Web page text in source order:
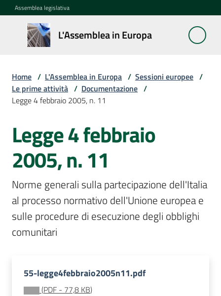
Vai al contenuto
Vai alla navigazione
Vai al footer
Assemblea legislativa
L'Assemblea in Europa
L'Assemblea
in Europa
Cos'è
la
Rete
regionale
Le
Sessioni
europee
Home / L'Assemblea in Europa / Sessioni europee /
Le prime attività / Documentazione /
Legge 4 febbraio 2005, n. 11
Legge 4 febbraio
2005, n. 11
Norme generali sulla partecipazione dell'Italia
al processo normativo dell'Unione europea e
sulle procedure di esecuzione degli obblighi
comunitari
55-legge4febbraio2005n11.pdf
(PDF - 77,8 KB)